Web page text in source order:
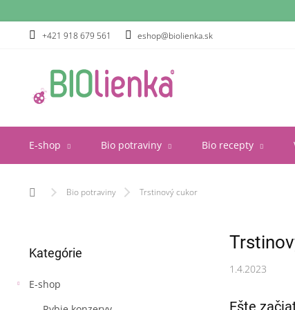
na
+421 918 679 561 eshop@biolienka.sk
E-shop Bio potraviny Bio recepty
DomovBio potraviny Trstinový cukor
č
ý
kategórie
Kategórie
E-shop
1.4.2023